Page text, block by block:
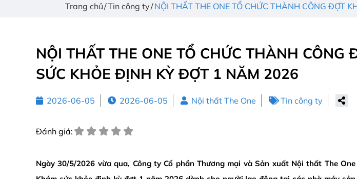
Trang chủ Tin công ty NỘI THẤT THE ONE TỔ CHỨC THÀNH CÔNG ĐỢT
NỘI THẤT THE ONE TỔ CHỨC THÀNH CÔNG
SỨC KHỎE ĐỊNH KỲ ĐỢT 1 NĂM 2026
2026-06-05 2026-06-05 Nội thất The One Tin công ty
Đánh giá:
Ngày 30/5/2026 vừa qua, Công ty Cổ phần Thương mại và Sản xuất Nội thất The